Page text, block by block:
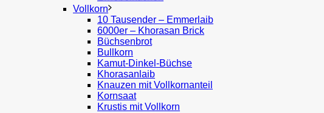
Vollkorn
10 Tausender – Emmerlaib
6000er – Khorasan Brick
Büchsenbrot
Bullkorn
Kamut-Dinkel-Büchse
Khorasanlaib
Knauzen mit Vollkornanteil
Kornsaat
Krustis mit Vollkorn